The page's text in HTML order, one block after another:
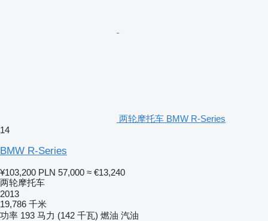
两轮摩托车 BMW R-Series
14
BMW R-Series
¥103,200 PLN 57,000 ≈ €13,240
两轮摩托车
2013
19,786 千米
功率 193 马力 (142 千瓦) 燃油 汽油